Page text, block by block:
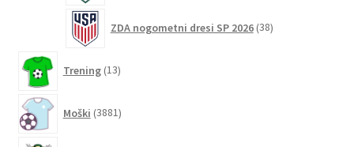
ZDA nogometni dresi SP 2026 38izdelkov
Trening 13izdelkov
Moški 3881izdelkov